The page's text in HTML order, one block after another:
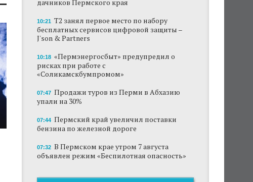
дачников Пермского края
10:21 Т2 занял первое место по набору
бесплатных сервисов цифровой защиты –
J'son & Partners
10:18 «Пермэнергосбыт» предупредил о
рисках при работе с
«Соликамскбумпромом»
07:47 Продажи туров из Перми в Абхазию
упали на 30%
07:44 Пермский край увеличил поставки
бензина по железной дороге
07:32 В Пермском крае утром 7 августа
объявлен режим «Беспилотная опасность»